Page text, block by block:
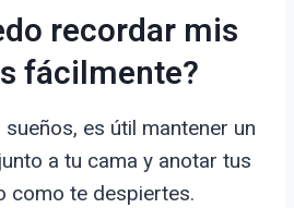
recordar mis
fácilmente?
es útil mantener un
a tu cama y anotar tus
como te despiertes.